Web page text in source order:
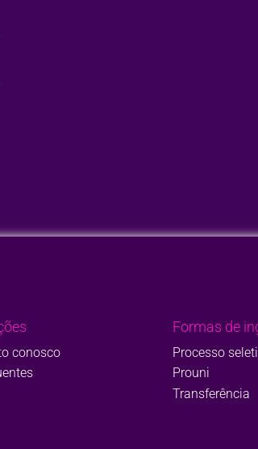
conosco
Formas de
Processo
Prouni
Transferência